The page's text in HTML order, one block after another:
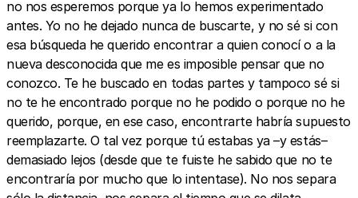
no nos esperemos porque ya lo hemos experimentado
antes. Yo no he dejado nunca de buscarte, y no sé si con
esa búsqueda he querido encontrar a quien conocí o a la
nueva desconocida que me es imposible pensar que no
conozco. Te he buscado en todas partes y tampoco sé si
no te he encontrado porque no he podido o porque no he
querido, porque, en ese caso, encontrarte habría supuesto
reemplazarte. O tal vez porque tú estabas ya –y estás–
demasiado lejos (desde que te fuiste he sabido que no te
encontraría por mucho que lo intentase). No nos separa